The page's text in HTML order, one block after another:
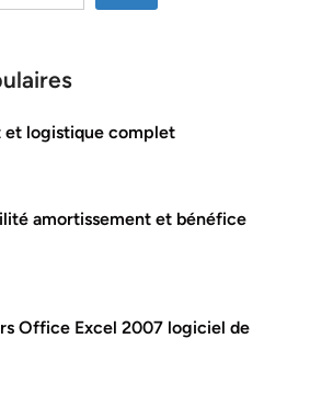
et logistique complet
amortissement et bénéfice
Office Excel 2007 logiciel de